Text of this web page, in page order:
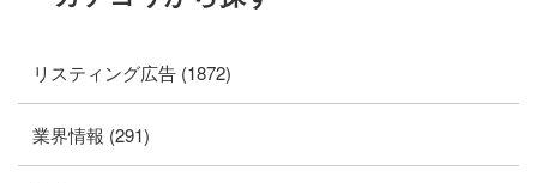
リスティング広告 (1872)
業界情報 (291)